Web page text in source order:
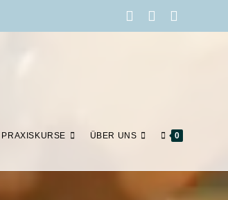
PRAXISKURSE ÜBER UNS 0